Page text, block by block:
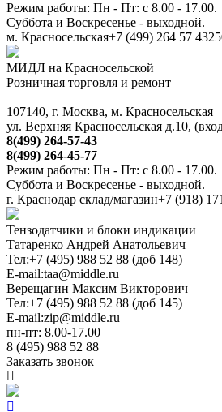
Режим работы: Пн - Пт: с 8.00 - 17.00.
Суббота и Воскресенье - выходной.
м. Красносельская+7 (499) 264 57 43
МИДЛ на Красносельской
Розничная торговля и ремонт
107140, г. Москва, м. Красносельская
ул. Верхняя Красносельская д.10,
8(499) 264-57-43
8(499) 264-45-77
Режим работы: Пн - Пт: с 8.00 - 17.00.
Суббота и Воскресенье - выходной.
г. Краснодар склад/магазин+7 (918)
Тензодатчики и блоки индикации
Татаренко Андрей Анатольевич
Тел:+7 (495) 988 52 88 (доб 148)
E-mail:taa@middle.ru
Верещагин Максим Викторович
Тел:+7 (495) 988 52 88 (доб 145)
E-mail:zip@middle.ru
пн-пт: 8.00-17.00
8 (495) 988 52 88
Заказать звонок